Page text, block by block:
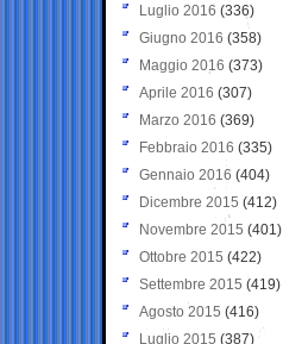
Luglio 2016 (336)
Giugno 2016 (358)
Maggio 2016 (373)
Aprile 2016 (307)
Marzo 2016 (369)
Febbraio 2016 (335)
Gennaio 2016 (404)
Dicembre 2015 (412)
Novembre 2015 (401)
Ottobre 2015 (422)
Settembre 2015 (419)
Agosto 2015 (416)
Luglio 2015 (387)